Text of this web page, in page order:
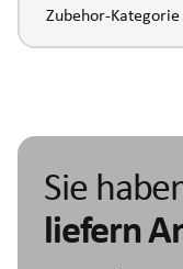
Zubehor-Kategorie
Sie
liefern